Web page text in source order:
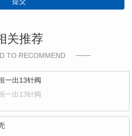
关推荐
TO RECOMMEND
一出13针阀
一出13针阀